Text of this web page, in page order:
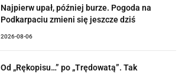
Najpierw upał, później burze. Pogoda na
Podkarpaciu zmieni się jeszcze dziś
2026-08-06
Od „Rękopisu…” po „Trędowatą”. Tak